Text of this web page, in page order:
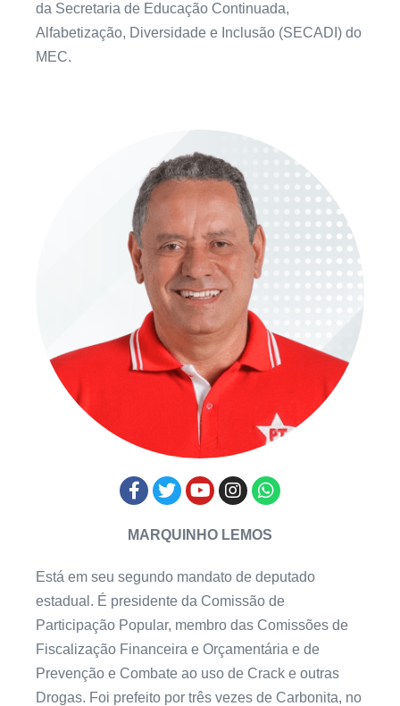
da Secretaria de Educação Continuada,
Alfabetização, Diversidade e Inclusão (SECADI) do
MEC.
MARQUINHO LEMOS
Está em seu segundo mandato de deputado
estadual. É presidente da Comissão de
Participação Popular, membro das Comissões de
Fiscalização Financeira e Orçamentária e de
Prevenção e Combate ao uso de Crack e outras
Drogas. Foi prefeito por três vezes de Carbonita, no